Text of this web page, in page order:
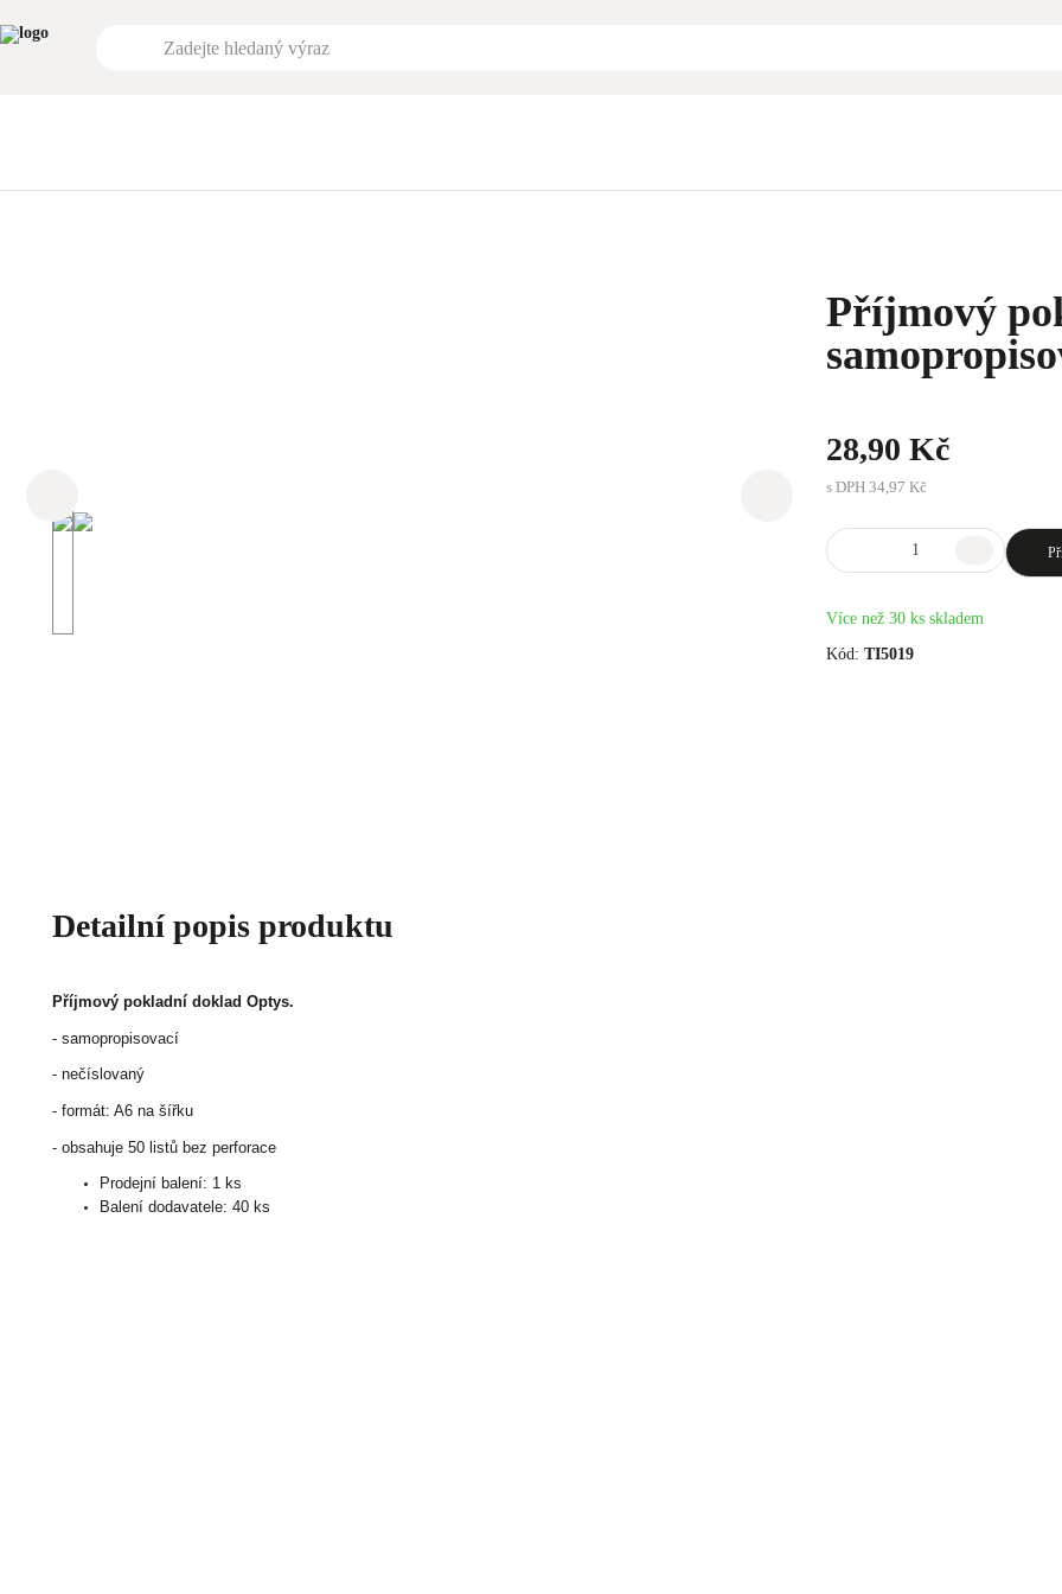
Detailní popis produktu
Příjmový pokladní doklad Optys.
- samopropisovací
- nečíslovaný
- formát: A6 na šířku
- obsahuje 50 listů bez perforace
Prodejní balení: 1 ks
Balení dodavatele: 40 ks
Příjmový
28,90 Kč
s DPH 34,97 Kč
Více než 30 ks skladem
Kód: TI5019